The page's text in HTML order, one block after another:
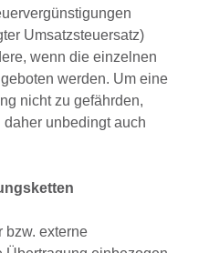
Umsatzsteuersatz)
wenn die einzelnen
werden. Um eine
nicht zu gefährden,
unbedingt auch
bzw. externe